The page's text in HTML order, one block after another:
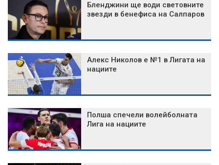
Бленджини ще води световните
звезди в бенефиса на Салпаров
Алекс Николов е №1 в Лигата на
нациите
Полша спечели волейболната
Лига на нациите